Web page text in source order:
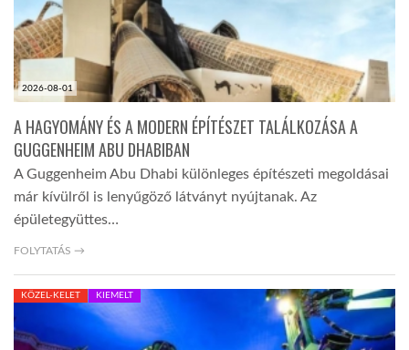
A VILÁG ITTHON
GLOBOTV BP
TROPICALMAGAZIN
2026-08-01
A HAGYOMÁNY ÉS A MODERN ÉPÍTÉSZET TALÁLKOZÁSA A
GUGGENHEIM ABU DHABIBAN
A Guggenheim Abu Dhabi különleges építészeti megoldásai
már kívülről is lenyűgöző látványt nyújtanak. Az
épületegyüttes…
FOLYTATÁS →
KÖZEL-KELET KIEMELT